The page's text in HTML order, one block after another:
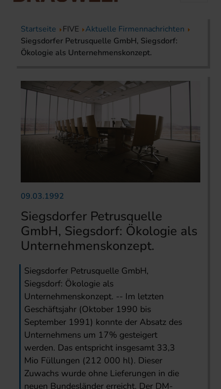
Startseite FIVE
Aktuelle Firmennachrichten
Siegsdorfer Petrusquelle GmbH, Siegsdorf:
Ökologie als Unternehmenskonzept.
09.03.1992
Siegsdorfer Petrusquelle
GmbH, Siegsdorf: Ökologie als
Unternehmenskonzept.
Siegsdorfer Petrusquelle GmbH,
Siegsdorf: Ökologie als
Unternehmenskonzept. -- Im letzten
Geschäftsjahr (Oktober 1990 bis
September 1991) konnte der Absatz des
Unternehmens um 17% gesteigert
werden. Das entspricht insgesamt 33,3
Mio Füllungen (212 000 hl). Dieser
Zuwachs wurde ohne Lieferungen in die
neuen Bundesländer erreicht. Der DM-